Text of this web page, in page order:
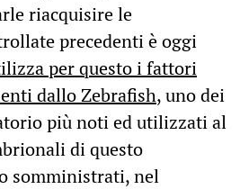
riacquisire le
precedenti è oggi
per questo i fattori
dallo Zebrafish, uno dei
più noti ed utilizzati al
di questo
somministrati, nel